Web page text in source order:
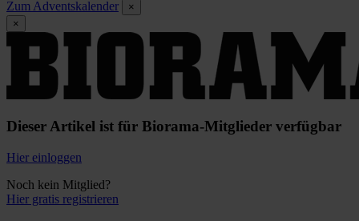
Zum Adventskalender
×
×
Dieser Artikel ist für Biorama-Mitglieder verfügbar
Hier einloggen
Noch kein Mitglied?
Hier gratis registrieren